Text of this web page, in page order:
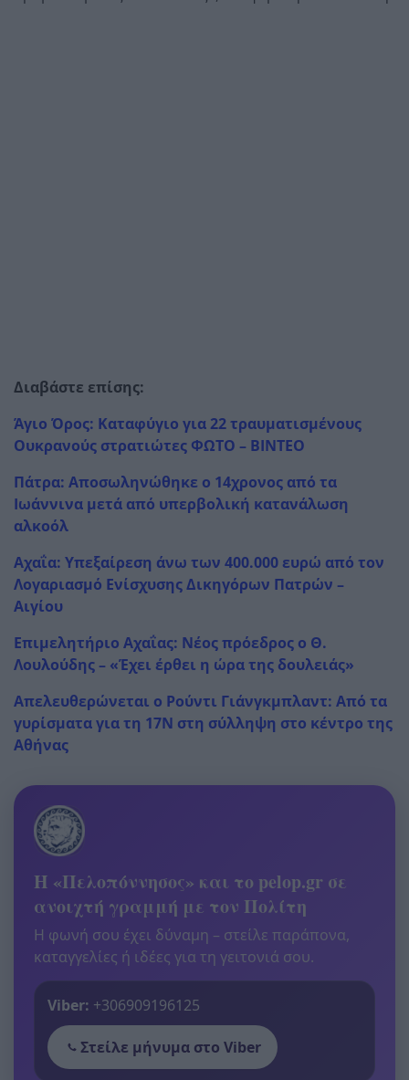
Διαβάστε επίσης:
Άγιο Όρος: Καταφύγιο για 22 τραυματισμένους
Ουκρανούς στρατιώτες ΦΩΤΟ – ΒΙΝΤΕΟ
Πάτρα: Αποσωληνώθηκε ο 14χρονος από τα
Ιωάννινα μετά από υπερβολική κατανάλωση
αλκοόλ
Αχαΐα: Υπεξαίρεση άνω των 400.000 ευρώ από τον
Λογαριασμό Ενίσχυσης Δικηγόρων Πατρών –
Αιγίου
Επιμελητήριο Αχαΐας: Νέος πρόεδρος ο Θ.
Λουλούδης – «Έχει έρθει η ώρα της δουλειάς»
Απελευθερώνεται ο Ρούντι Γιάνγκμπλαντ: Από τα
γυρίσματα για τη 17Ν στη σύλληψη στο κέντρο της
Αθήνας
Η «Πελοπόννησος» και το pelop.gr σε
ανοιχτή γραμμή με τον Πολίτη
Η φωνή σου έχει δύναμη – στείλε παράπονα,
καταγγελίες ή ιδέες για τη γειτονιά σου.
Viber: +306909196125
Στείλε μήνυμα στο Viber